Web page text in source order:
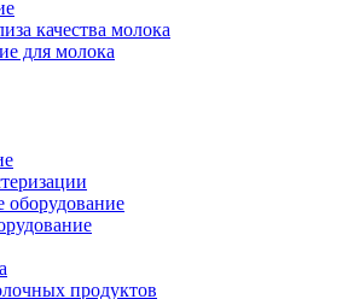
качества молока
для молока
оборудование
продуктов